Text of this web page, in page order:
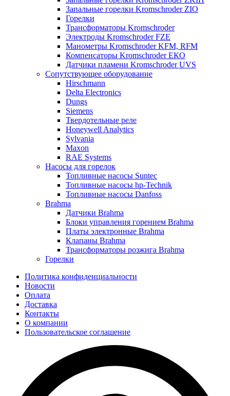
Запальные горелки Kromschroder ZIO
Горелки
Трансформаторы Kromschroder
Электроды Kromschroder FZE
Манометры Kromschroder KFM, RFM
Компенсаторы Kromschroder ЕКО
Датчики пламени Kromschroder UVS
Сопутствующее оборудование
Hirschmann
Delta Electronics
Dungs
Siemens
Твердотельные реле
Honeywell Analytics
Sylvania
Maxon
RAE Systems
Насосы для горелок
Топливные насосы Suntec
Топливные насосы hp-Technik
Топливные насосы Danfoss
Brahma
Датчики Brahma
Блоки управления горением Brahma
Платы электронные Brahma
Клапаны Brahma
Трансформаторы розжига Brahma
Горелки
Политика конфиденциальности
Новости
Оплата
Доставка
Контакты
О компании
Пользовательское соглашение